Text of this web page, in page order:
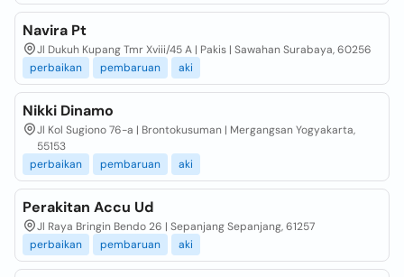
Navira Pt
Jl Dukuh Kupang Tmr Xviii/45 A | Pakis | Sawahan Surabaya, 60256
perbaikan
pembaruan aki
Nikki Dinamo
Jl Kol Sugiono 76-a | Brontokusuman | Mergangsan Yogyakarta,
55153
perbaikan
pembaruan aki
Perakitan Accu Ud
Jl Raya Bringin Bendo 26 | Sepanjang Sepanjang, 61257
perbaikan
pembaruan aki